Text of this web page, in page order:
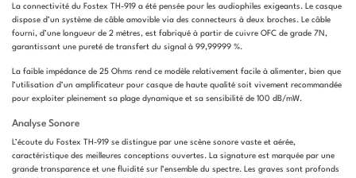
La connectivité du Fostex TH-919 a été pensée pour les audiophiles exigeants. Le casque
dispose d’un système de câble amovible via des connecteurs à deux broches. Le câble
fourni, d’une longueur de 2 mètres, est fabriqué à partir de cuivre OFC de grade 7N,
garantissant une pureté de transfert du signal à 99,99999 %.
La faible impédance de 25 Ohms rend ce modèle relativement facile à alimenter, bien que
l’utilisation d’un amplificateur pour casque de haute qualité soit vivement recommandée
pour exploiter pleinement sa plage dynamique et sa sensibilité de 100 dB/mW.
Analyse Sonore
L’écoute du Fostex TH-919 se distingue par une scène sonore vaste et aérée,
caractéristique des meilleures conceptions ouvertes. La signature est marquée par une
grande transparence et une fluidité sur l’ensemble du spectre. Les graves sont profonds